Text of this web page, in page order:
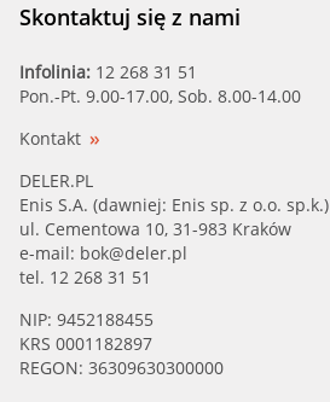
Skontaktuj się z nami
Infolinia: 12 268 31 51
Pon.-Pt. 9.00-17.00, Sob. 8.00-14.00
Kontakt
DELER.PL
Enis S.A. (dawniej: Enis sp. z o.o. sp.k.)
ul. Cementowa 10, 31-983 Kraków
e-mail: bok@deler.pl
tel. 12 268 31 51
NIP: 9452188455
KRS 0001182897
REGON: 36309630300000